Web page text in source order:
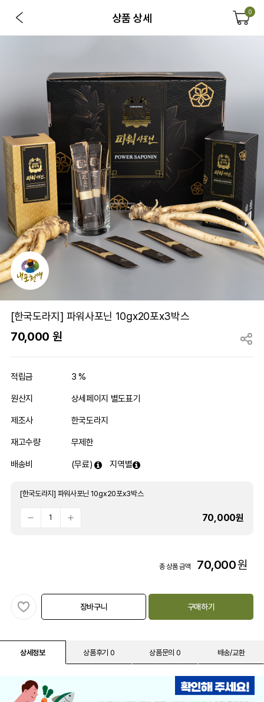
상품 상세 0
[한국도라지] 파워사포닌 10gx20포x3박스
70,000 원
적립금 3 %
원산지 상세페이지 별도표기
제조사 한국도라지
재고수량 무제한
배송비 (무료) 지역별
[한국도라지] 파워사포닌 10gx20포x3박스
70,000원
총 상품 금액 70,000원
장바구니 구매하기
상세정보 상품후기 0 상품문의 0 배송/교환